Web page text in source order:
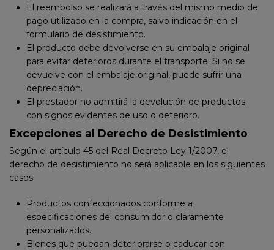
El reembolso se realizará a través del mismo medio de
pago utilizado en la compra, salvo indicación en el
formulario de desistimiento.
El producto debe devolverse en su embalaje original
para evitar deterioros durante el transporte. Si no se
devuelve con el embalaje original, puede sufrir una
depreciación.
El prestador no admitirá la devolución de productos
con signos evidentes de uso o deterioro.
Excepciones al Derecho de Desistimiento
Según el artículo 45 del Real Decreto Ley 1/2007, el
derecho de desistimiento no será aplicable en los siguientes
casos:
Productos confeccionados conforme a
especificaciones del consumidor o claramente
personalizados.
Bienes que puedan deteriorarse o caducar con